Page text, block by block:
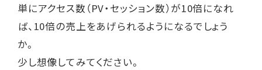
単にアクセス数（PV・セッション数）が10倍になれ
ば、10倍の売上をあげられるようになるでしょう
か。
少し想像してみてください。